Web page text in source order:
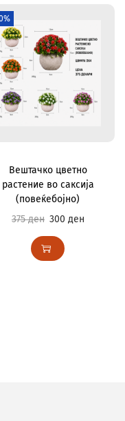
Вештачко цветно
растение во саксија
(повеќебојно)
375ден 300 ден